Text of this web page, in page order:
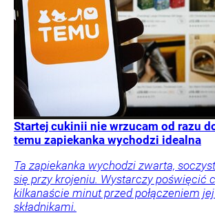
Startej cukinii nie wrzucam od razu
temu zapiekanka wychodzi idealna
Ta zapiekanka wychodzi zwarta,
się przy krojeniu. Wystarczy poświęcić
kilkanaście minut przed połączeniem
składnikami.